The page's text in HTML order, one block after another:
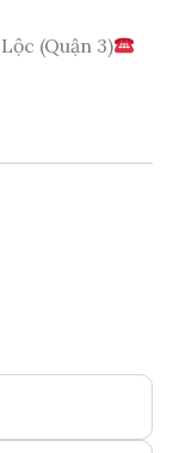
(Quận 3)